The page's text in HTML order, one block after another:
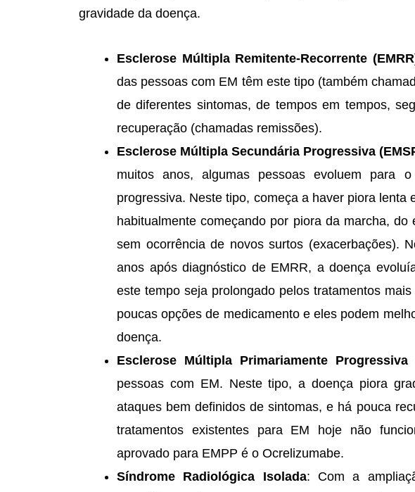
gravidade da doença.
Esclerose Múltipla Remitente-Recorrente
das pessoas com EM têm este tipo (também
de diferentes sintomas, de tempos em tempos,
recuperação (chamadas remissões).
Esclerose Múltipla Secundária Progressiva
muitos anos, algumas pessoas evoluem para
progressiva. Neste tipo, começa a haver piora lenta
habitualmente começando por piora da marcha,
sem ocorrência de novos surtos (exacerbações).
anos após diagnóstico de EMRR, a doença
este tempo seja prolongado pelos tratamentos
poucas opções de medicamento e eles podem
doença.
Esclerose Múltipla Primariamente Progressiva
pessoas com EM. Neste tipo, a doença piora
ataques bem definidos de sintomas, e há pouca
tratamentos existentes para EM hoje não
aprovado para EMPP é o Ocrelizumabe.
Síndrome Radiológica Isolada: Com a